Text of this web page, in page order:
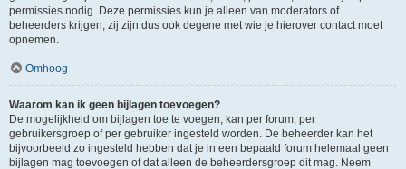
permissies nodig. Deze permissies kun je alleen van moderators of
beheerders krijgen, zij zijn dus ook degene met wie je hierover contact moet
opnemen.
Omhoog
Waarom kan ik geen bijlagen toevoegen?
De mogelijkheid om bijlagen toe te voegen, kan per forum, per
gebruikersgroep of per gebruiker ingesteld worden. De beheerder kan het
bijvoorbeeld zo ingesteld hebben dat je in een bepaald forum helemaal geen
bijlagen mag toevoegen of dat alleen de beheerdersgroep dit mag. Neem